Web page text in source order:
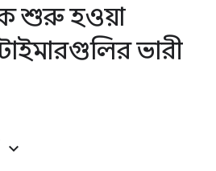
শুরু হওয়া
ভারী